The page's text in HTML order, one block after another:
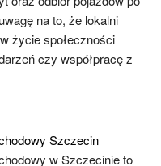
na to, że lokalni
życie społeczności
czy współpracę z
Szczecin
w Szczecinie to